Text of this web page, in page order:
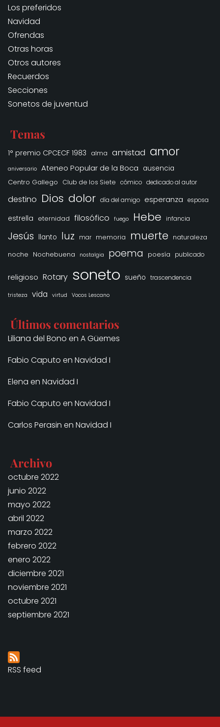
Los preferidos
Navidad
Ofrendas
Otras horas
Otros autores
Recuerdos
Secciones
Sonetos de juventud
Temas
1° premio CPCECF 1983 alma amistad amor
aniversario Ateneo Popular de la Boca ausencia
Centro Gallego
Club de los Siete cómico dedicado al autor
destino Dios dolor día del amigo esperanza esposa
estrella eternidad filosófico fuego Hebe infancia
Jesús llanto luz mar memoria muerte naturaleza
noche Nochebuena nostalgia poema poesía publicado
religioso Rotary soneto sueño trascendencia
tristeza vida virtud Vocos Lescano
Últimos comentarios
Liliana del Bono en A Güemes
Fabio Caputo en Navidad I
Elena en Navidad I
Fabio Caputo en Navidad I
Carlos Perasin en Navidad I
Archivo
octubre 2022
junio 2022
mayo 2022
abril 2022
marzo 2022
febrero 2022
enero 2022
diciembre 2021
noviembre 2021
octubre 2021
septiembre 2021
RSS feed